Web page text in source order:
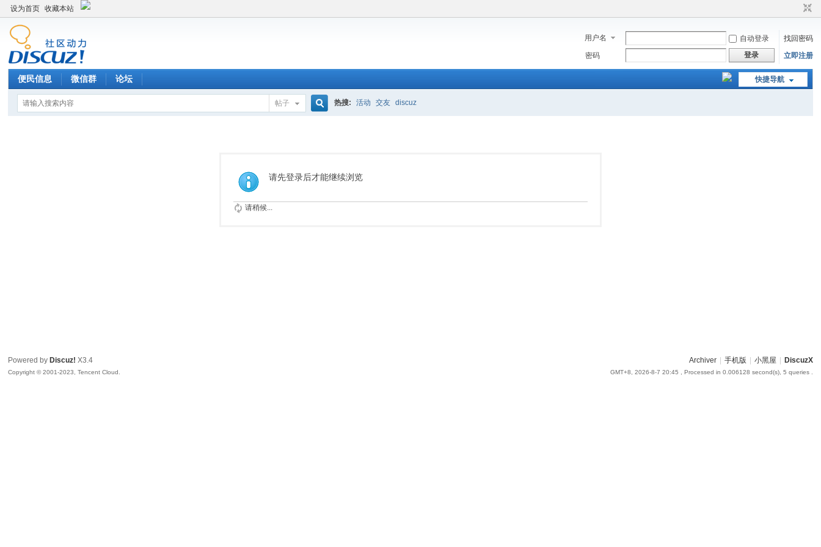
设为首页 收藏本站
用户名 自动登录
找回密码
密码
登录 立即注册
快捷导航
便民信息 微信群 论坛
帖子
索
热搜: 活动 交友 discuz
请先登录后才能继续浏览
请稍候...
Archiver 手机版 小黑屋 DiscuzX
GMT+8, 2026-8-7 20:45 , Processed in 0.006128 second(s), 5 queries .
Powered by Discuz! X3.4
Copyright © 2001-2023, Tencent Cloud.